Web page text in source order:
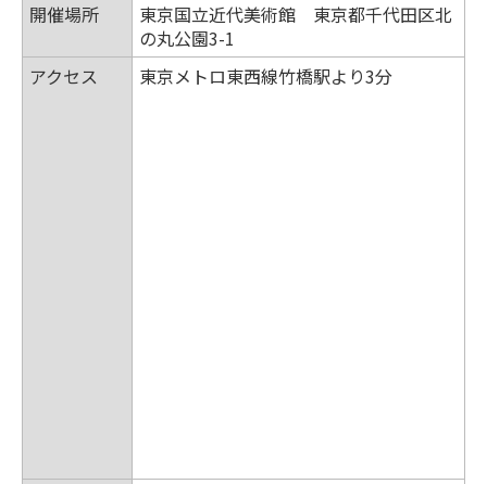
開催場所
東京国立近代美術館 東京都千代田区北
の丸公園3-1
アクセス
東京メトロ東西線竹橋駅より3分